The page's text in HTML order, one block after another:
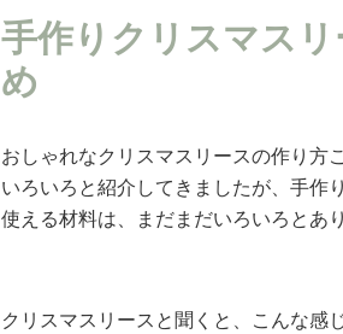
手作りクリスマス
め
おしゃれなクリスマスリースの作り方
いろいろと紹介してきましたが、手作
使える材料は、まだまだいろいろとあり
クリスマスリースと聞くと、こんな感